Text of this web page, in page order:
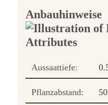
Anbauhinweise
Aussaattiefe:
Pflanzabstand: